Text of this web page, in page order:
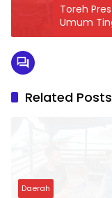
Toreh
Umum
Related Posts
Daerah